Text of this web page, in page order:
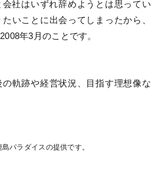
社はいずれ辞めようとは思ってい
いことに出会ってしまったから、
年3月のことです。
の軌跡や経営状況、目指す理想像な
パラダイスの提供です。